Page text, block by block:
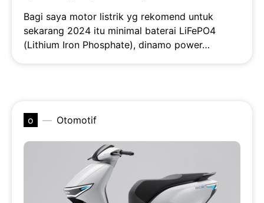
Bagi saya motor listrik yg rekomend untuk
sekarang 2024 itu minimal baterai LiFePO4
(Lithium Iron Phosphate), dinamo power…
o Otomotif